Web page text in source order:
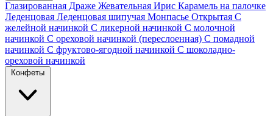
Глазированная Драже Жевательная Ирис Карамель на палочке
Леденцовая Леденцовая шипучая Монпасье Открытая С
желейной начинкой С ликерной начинкой С молочной
начинкой С ореховой начинкой (переслоенная) С помадной
начинкой С фруктово-ягодной начинкой С шоколадно-
ореховой начинкой
Конфеты